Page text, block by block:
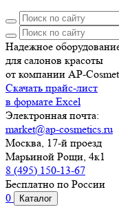
Надежное
для салонов красоты
от компании AP-
Скачать прайс-лист
в формате Excel
Электронная почта:
market@ap-cosmetics.ru
Москва, 17-й проезд
Марьиной Рощи, 4к1
8 (495) 150-13-67
Бесплатно по России
0
Каталог